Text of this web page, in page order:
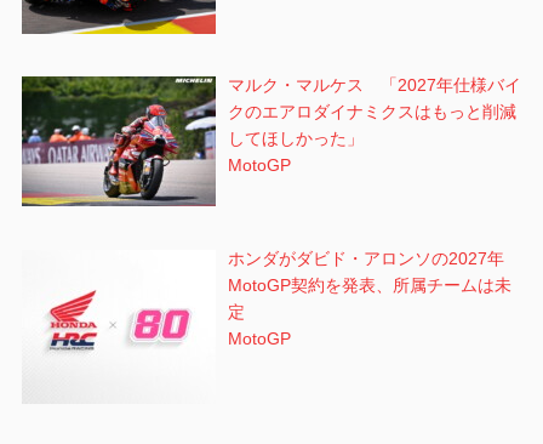
マルク・マルケス 「2027年仕様バイ
クのエアロダイナミクスはもっと削減
してほしかった」
MotoGP
ホンダがダビド・アロンソの2027年
MotoGP契約を発表、所属チームは未
定
MotoGP